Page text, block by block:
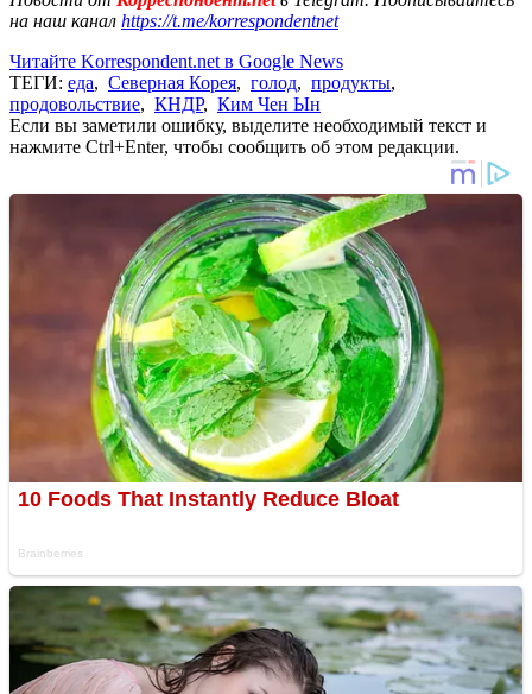
на наш канал https://t.me/korrespondentnet
Читайте Korrespondent.net в Google News
ТЕГИ: еда, Северная Корея, голод, продукты,
продовольствие, КНДР, Ким Чен Ын
Если вы заметили ошибку, выделите необходимый текст и
нажмите Ctrl+Enter, чтобы сообщить об этом редакции.